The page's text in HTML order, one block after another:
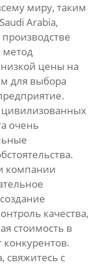
миру, таким
Arabia,
метод
цены на
для выбора
очень
компании
качества,
стоимость в
конкурентов.
свяжитесь с